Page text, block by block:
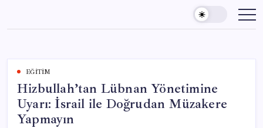
content
EĞITIM
Hizbullah’tan Lübnan Yönetimine
Uyarı: İsrail ile Doğrudan Müzakere
Yapmayın